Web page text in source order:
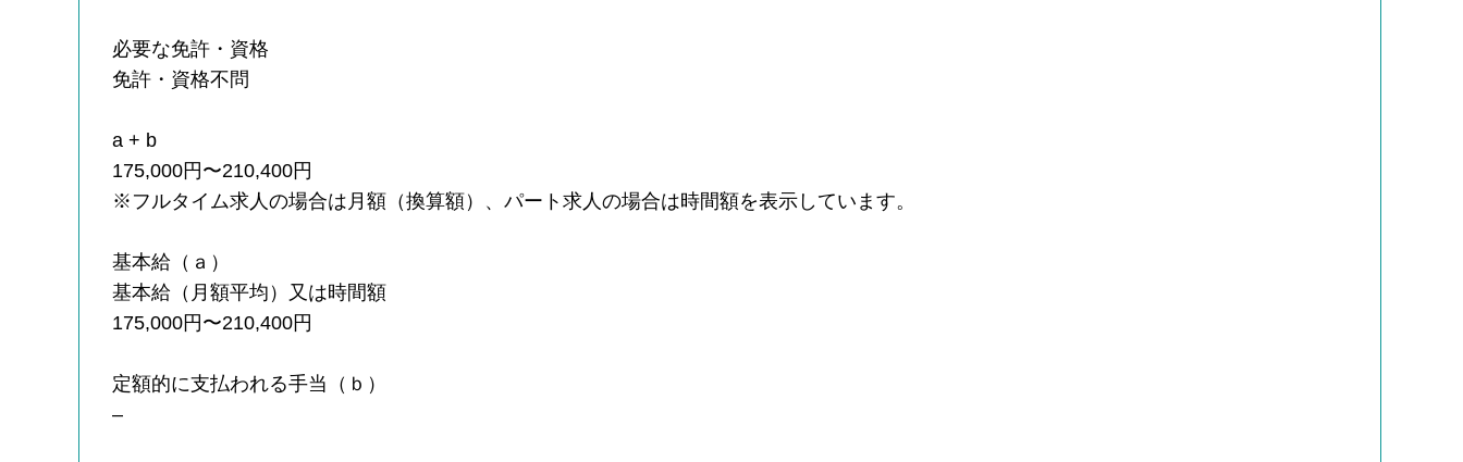
必要な免許・資格
免許・資格不問
a + b
175,000円〜210,400円
※フルタイム求人の場合は月額（換算額）、パート求人の場合は時間額を表示しています。
基本給（ａ）
基本給（月額平均）又は時間額
175,000円〜210,400円
定額的に支払われる手当（ｂ）
–